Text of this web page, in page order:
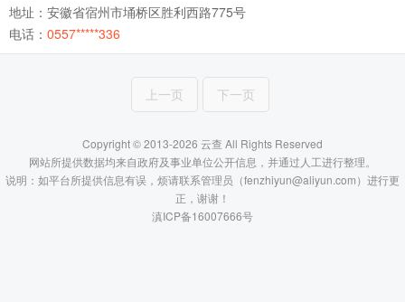
地址：安徽省宿州市埇桥区胜利西路775号
电话： 0557*****336
上一页 下一页
Copyright © 2013-2026 云查 All Rights Reserved
网站所提供数据均来自政府及事业单位公开信息，并通过人工进行整理。
说明：如平台所提供信息有误，烦请联系管理员（fenzhiyun@aliyun.com）进行更
正，谢谢！
滇ICP备16007666号